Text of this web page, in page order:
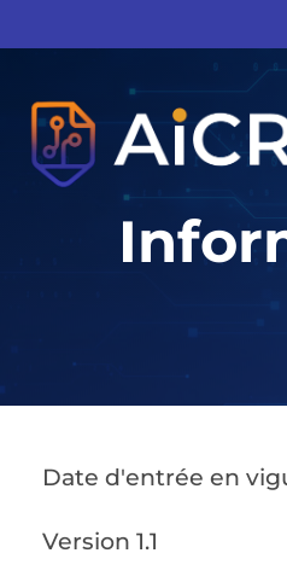
au
Date d'entrée en
Version 1.1